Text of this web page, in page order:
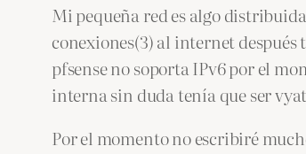
Mi pequeña red es algo
conexiones(3) al internet
pfsense no soporta IPv6 por el
interna sin duda tenía que ser
Por el momento no escribiré